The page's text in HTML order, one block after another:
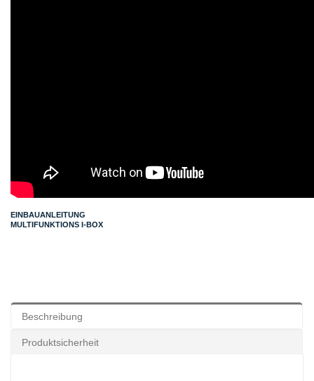
EINBAUANLEITUNG
MULTIFUNKTIONS I-BOX
Beschreibung
Produktsicherheit